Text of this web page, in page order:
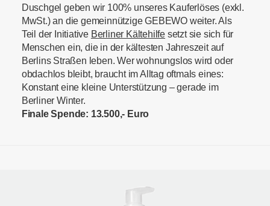
Duschgel geben wir 100% unseres Kauferlöses (exkl.
MwSt.) an die gemeinnützige GEBEWO weiter. Als
Teil der Initiative Berliner Kältehilfe setzt sie sich für
Menschen ein, die in der kältesten Jahreszeit auf
Berlins Straßen leben. Wer wohnungslos wird oder
obdachlos bleibt, braucht im Alltag oftmals eines:
Konstant eine kleine Unterstützung – gerade im
Berliner Winter.
Finale Spende: 13.500,- Euro